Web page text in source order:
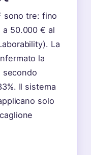
sono tre: fino
a 50.000 € al
La
la
secondo
Il sistema
solo